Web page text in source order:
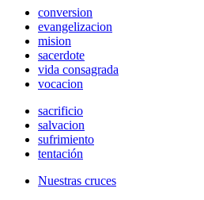
conversion
evangelizacion
mision
sacerdote
vida consagrada
vocacion
sacrificio
salvacion
sufrimiento
tentación
Nuestras cruces